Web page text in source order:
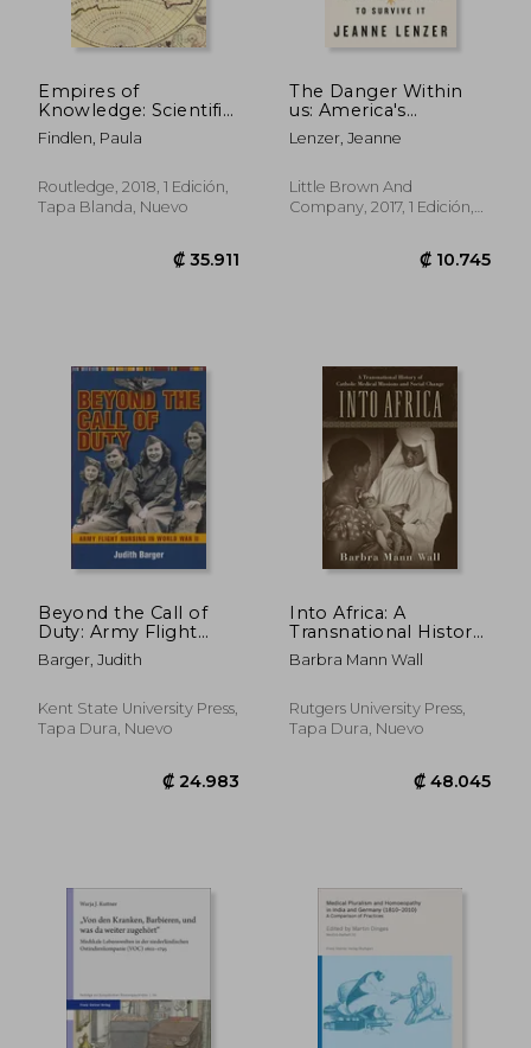
₡ 26.183 ₡
Empires of
Knowledge: Scientific
Networks in the Early
Modern World (en
Findlen, Paula
Routledge, 2018, 1 Edición,
Tapa Blanda, Nuevo
The Danger Within
us: America's
Untested,
Unregulated Medical
one Man's Battle to
Survive it (en Inglés)
Lenzer, Jeanne
Little Brown And
Company, 2017, 1 Edición,
Beyond the Call of
Duty: Army Flight
Nursing in World War
II (en Inglés)
Barger, Judith
Kent State University Press,
Tapa Dura, Nuevo
Into Africa: A
Transnational History
of Catholic Medical
Missions and Social
Barbra Mann Wall
Rutgers University Press,
Tapa Dura, Nuevo